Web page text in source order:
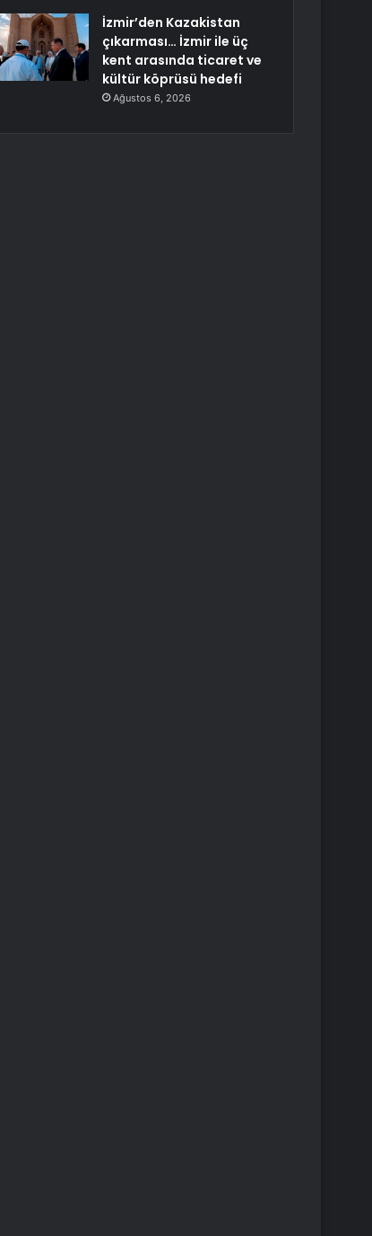
İzmir’den Kazakistan
çıkarması… İzmir ile üç
kent arasında ticaret ve
kültür köprüsü hedefi
Ağustos 6, 2026